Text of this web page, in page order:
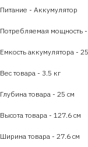
Питание - Аккумулятор
Потребляемая мощность
Емкость аккумулятора -
Вес товара - 3.5 кг
Глубина товара - 25 см
Высота товара - 127.6 см
Ширина товара - 27.6 см